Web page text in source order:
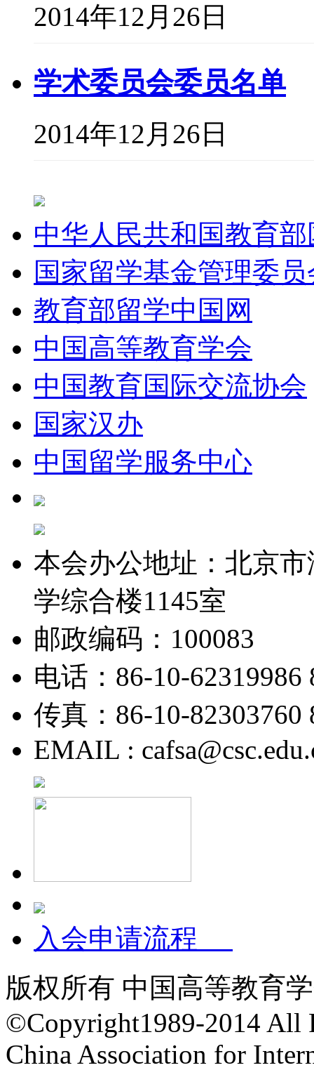
2014年12月26日
学术委员会委员名单
2014年12月26日
中华人民共和国教育
国家留学基金管理委员
教育部留学中国网
中国高等教育学会
中国教育国际交流协会
国家汉办
中国留学服务中心
本会办公地址：北京
学综合楼1145室
邮政编码：100083
电话：86-10-62319986
传真：86-10-82303760
EMAIL :
入会申请流程
版权所有 中国高等教育
©Copyright1989-2014 All
China Association for